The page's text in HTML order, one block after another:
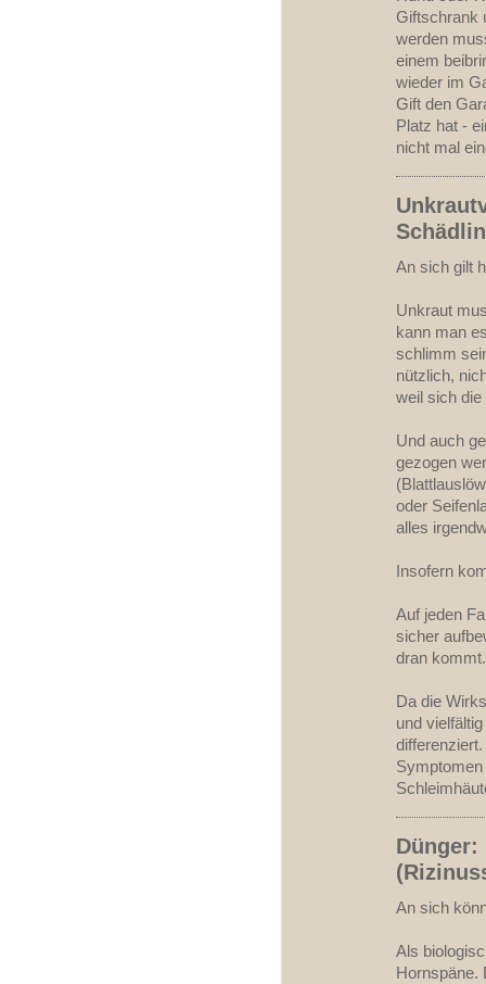
Giftschrank
werden
einem
wieder im
Gift den
Platz hat -
nicht mal
An sich gilt
Unkraut
kann man
schlimm
nützlich,
weil sich die
Und auch
gezogen
oder
alles
Insofern
Auf jeden
sicher
dran
Da die
und
An sich
Als
Hornspäne.